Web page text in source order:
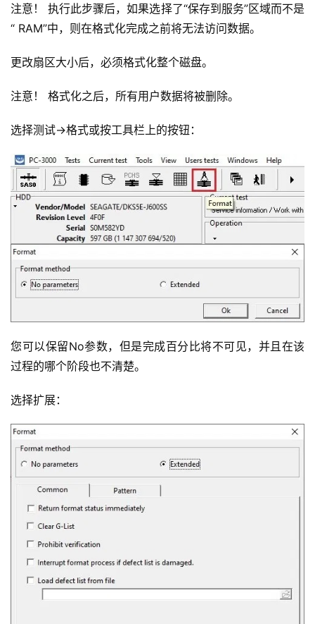
注意！ 执行此步骤后，如果选择了“保存到服务”区域而不是
“ RAM”中，则在格式化完成之前将无法访问数据。
更改扇区大小后，必须格式化整个磁盘。
注意！ 格式化之后，所有用户数据将被删除。
选择测试->格式或按工具栏上的按钮：
您可以保留No参数，但是完成百分比将不可见，并且在该
过程的哪个阶段也不清楚。
选择扩展：